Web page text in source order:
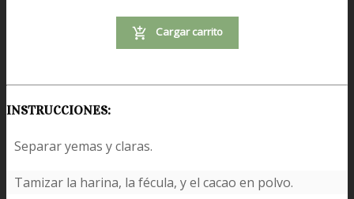
Cargar carrito
INSTRUCCIONES:
Separar yemas y claras.
Tamizar la harina, la fécula, y el cacao en polvo.